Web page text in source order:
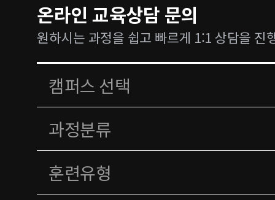
온라인 교육상담 문의
원하시는 과정을 쉽고 빠르게 1:1 상담을 진